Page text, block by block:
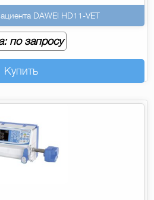
DAWEI HD11-VET
по запросу
Купить